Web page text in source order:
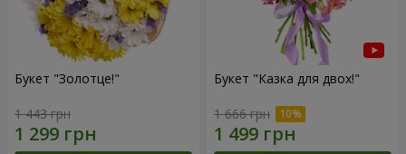
Букет "Золотце!"
1 443 грн
Букет "Казка для двох!"
1 666 грн